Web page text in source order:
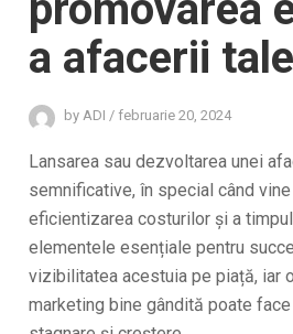
a afacerii tale
byADI / februarie 20, 2024
Lansarea sau dezvoltarea unei
semnificative, în special când
eficientizarea costurilor și a
elementele esențiale pentru
vizibilitatea acestuia pe piață, iar
marketing bine gândită poate